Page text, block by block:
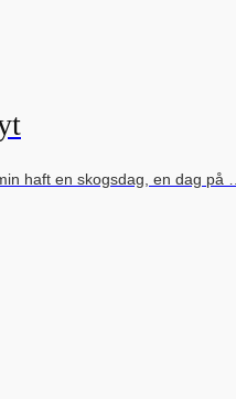
haft en skogsdag, en dag på …